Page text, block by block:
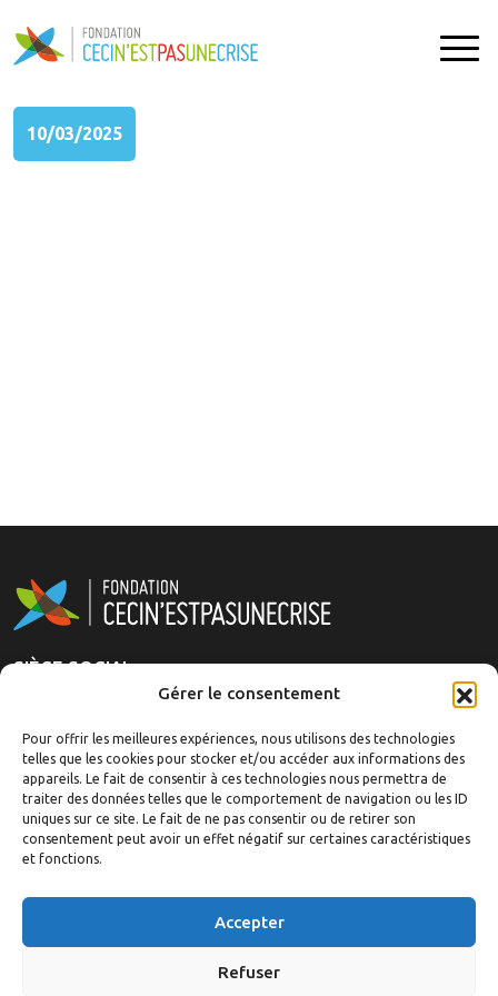
Gérer le consentement
Pour offrir les meilleures expériences, nous utilisons des technologies
telles que les cookies pour stocker et/ou accéder aux informations des
appareils. Le fait de consentir à ces technologies nous permettra de
traiter des données telles que le comportement de navigation ou les ID
uniques sur ce site. Le fait de ne pas consentir ou de retirer son
consentement peut avoir un effet négatif sur certaines caractéristiques
et fonctions.
Accepter
Refuser
10/03/2025
SIÈGE SOCIAL
1210 Brussels, Belgique
La fondation
Analyses
Articles/Événements
Ouvrages
Revue de presse
Contact